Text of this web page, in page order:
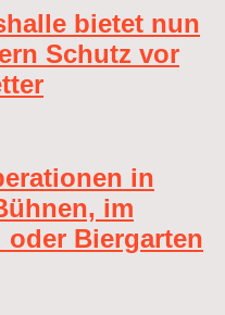
bietet nun
Schutz vor
in
im
oder Biergarten